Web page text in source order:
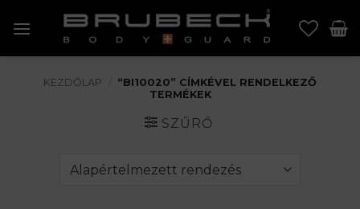
KEZDŐLAP
“BI10020” CÍMKÉVEL RENDELKEZŐ
TERMÉKEK
SZŰRŐ